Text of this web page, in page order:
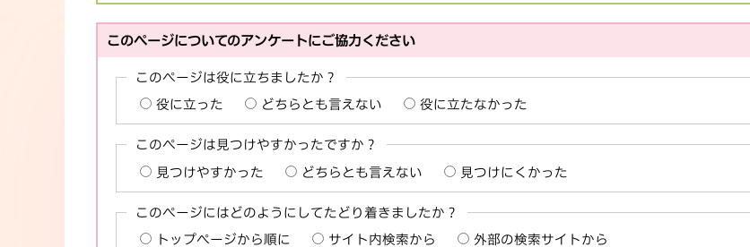
このページについてのアンケートにご協力ください
このページは役に立ちましたか？
役に立った どちらとも言えない 役に立たなかった
このページは見つけやすかったですか？
見つけやすかった どちらとも言えない 見つけにくかった
このページにはどのようにしてたどり着きましたか？
トップページから順に サイト内検索から
外部の検索サイトから